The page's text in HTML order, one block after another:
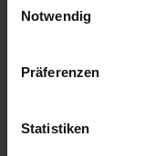
Notwendig
Präferenzen
Statistiken